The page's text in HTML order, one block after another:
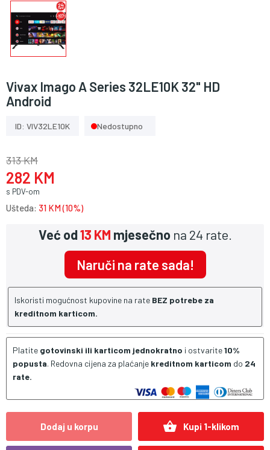
Vivax Imago A Series 32LE10K 32" HD
Android
ID: VIV32LE10K Nedostupno
313 KM
282 KM
s PDV-om
Ušteda: 31 KM (10%)
Već od13 KM mjesečno na 24 rate.
Naruči na rate sada!
Iskoristi mogućnost kupovine na rate BEZ potrebe za
kreditnom karticom.
Platite gotovinski ili karticom jednokratno i ostvarite10%
popusta. Redovna cijena za plaćanje kreditnom karticom do 24
rate.
Dodaj u korpu shopping_basket Kupi 1-klikom